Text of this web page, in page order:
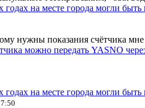
на месте города могли
нужны показания счётчика
можно передать YASNO
на месте города могли